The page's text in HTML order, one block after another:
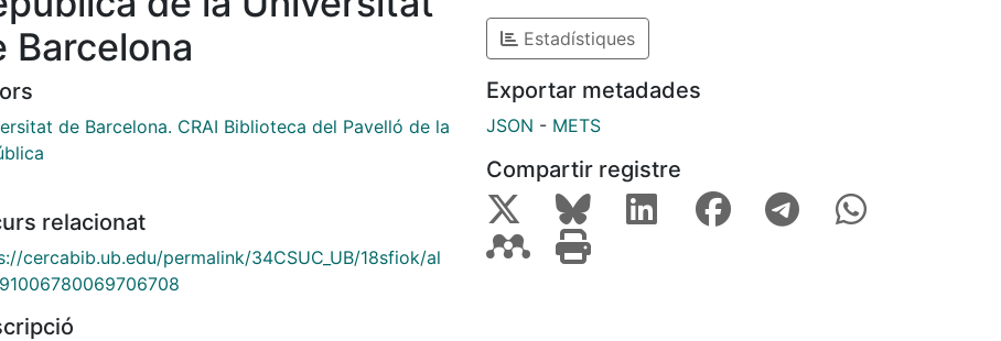
Barcelona
de Barcelona. CRAI Biblioteca del Pavelló de la
relacionat
cercabib.ub.edu/permalink/34CSUC_UB/18sfiok/al
Estadístiques
Exportar metadades
JSON - METS
Compartir registre